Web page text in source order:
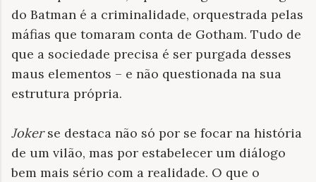
do Batman é a criminalidade, orquestrada pelas
máfias que tomaram conta de Gotham. Tudo de
que a sociedade precisa é ser purgada desses
maus elementos – e não questionada na sua
estrutura própria.
Jokerse destaca não só por se focar na história
de um vilão, mas por estabelecer um diálogo
bem mais sério com a realidade. O que o